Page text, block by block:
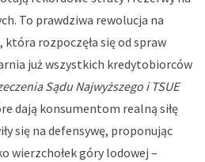
To prawdziwa rewolucja na
rozpoczęła się od spraw
już wszystkich kredytobiorców
Sądu Najwyższego i TSUE
dają konsumentom realną siłę
się na defensywę, proponując
wierzchołek góry lodowej –